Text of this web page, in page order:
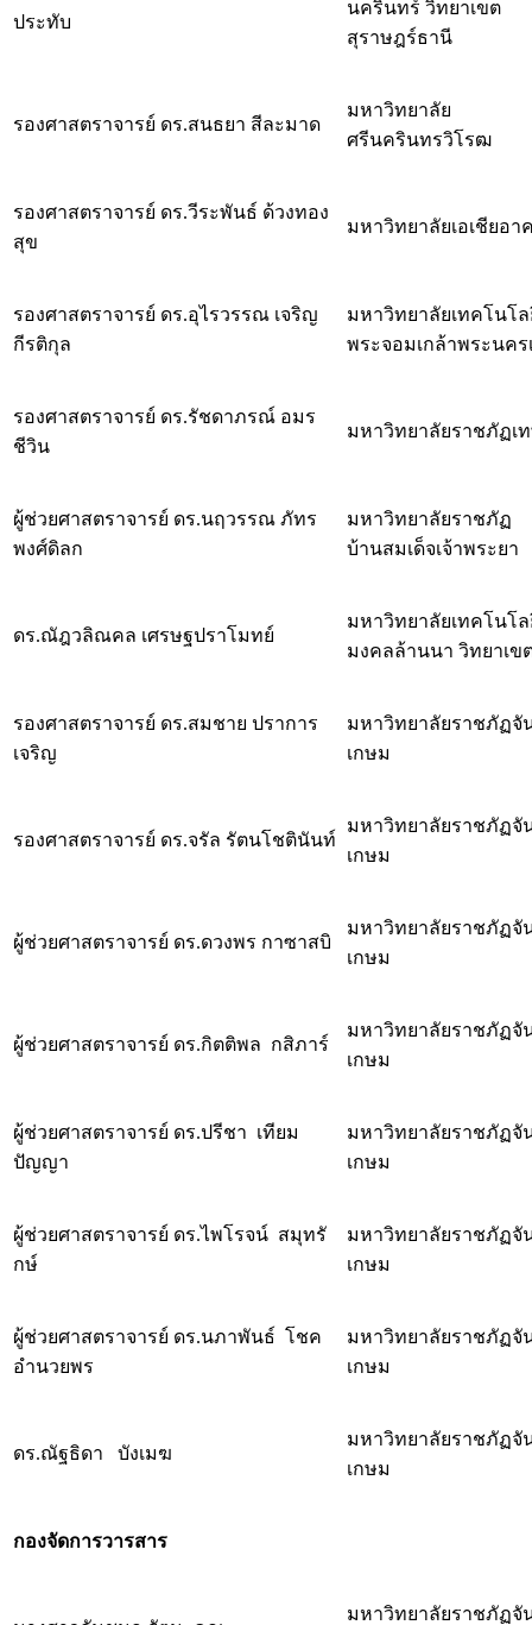
ประทับ
นครินทร์ วิทยาเขต
สุราษฎร์ธานี
รองศาสตราจารย์ ดร.สนธยา สีละมาด
มหาวิทยาลัย
ศรีนครินทรวิโรฒ
รองศาสตราจารย์ ดร.วีระพันธ์ ด้วงทอง
สุข
มหาวิทยาลัยเอเชียอา
รองศาสตราจารย์ ดร.อุไรวรรณ เจริญ
กีรติกุล
มหาวิทยาลัยเทคโนโ
พระจอมเกล้าพระนคร
รองศาสตราจารย์ ดร.รัชดาภรณ์ อมร
ชีวิน
มหาวิทยาลัยราชภัฏเ
ผู้ช่วยศาสตราจารย์ ดร.นฤวรรณ ภัทร
พงศ์ดิลก
มหาวิทยาลัยราชภัฏ
บ้านสมเด็จเจ้าพระยา
ดร.ณัฎวลิณคล เศรษฐปราโมทย์
มหาวิทยาลัยเทคโนโ
มงคลล้านนา วิทยาเข
รองศาสตราจารย์ ดร.สมชาย ปราการ
เจริญ
มหาวิทยาลัยราชภัฏจั
เกษม
รองศาสตราจารย์ ดร.จรัล รัตนโชตินันท์
มหาวิทยาลัยราชภัฏจั
เกษม
ผู้ช่วยศาสตราจารย์ ดร.ดวงพร กาซาสบิ
มหาวิทยาลัยราชภัฏจั
เกษม
ผู้ช่วยศาสตราจารย์ ดร.กิตติพล กสิภาร์
มหาวิทยาลัยราชภัฏจั
เกษม
ผู้ช่วยศาสตราจารย์ ดร.ปรีชา เทียม
ปัญญา
มหาวิทยาลัยราชภัฏจั
เกษม
ผู้ช่วยศาสตราจารย์ ดร.ไพโรจน์ สมุทรั
กษ์
มหาวิทยาลัยราชภัฏจั
เกษม
ผู้ช่วยศาสตราจารย์ ดร.นภาพันธ์ โชค
อำนวยพร
มหาวิทยาลัยราชภัฏจั
เกษม
ดร.ณัฐธิดา บังเมฆ
มหาวิทยาลัยราชภัฏจั
เกษม
กองจัดการวารสาร
มหาวิทยาลัยราชภัฏจั